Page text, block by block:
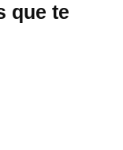
que te